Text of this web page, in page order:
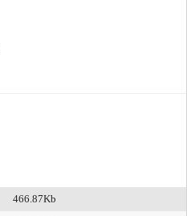
466.87Kb